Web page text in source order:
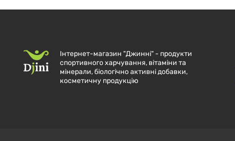
Інтернет-магазин "Джинні" - продукти
спортивного харчування, вітаміни та
мінерали, біологічно активні добавки,
косметичну продукцію